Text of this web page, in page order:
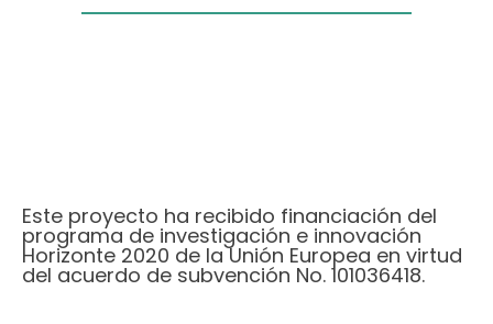
Este proyecto ha recibido financiación del
programa de investigación e innovación
Horizonte 2020 de la Unión Europea en virtud
del acuerdo de subvención No. 101036418.